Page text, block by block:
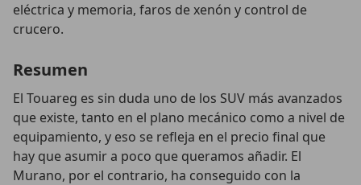
eléctrica y memoria, faros de xenón y control de
crucero.
Resumen
El Touareg es sin duda uno de los SUV más avanzados
que existe, tanto en el plano mecánico como a nivel de
equipamiento, y eso se refleja en el precio final que
hay que asumir a poco que queramos añadir. El
Murano, por el contrario, ha conseguido con la